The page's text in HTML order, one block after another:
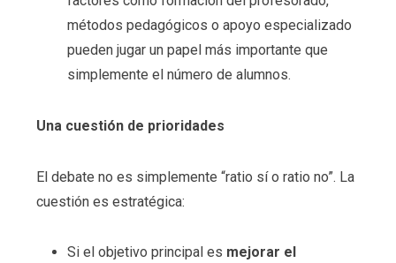
métodos pedagógicos o apoyo especializado
pueden jugar un papel más importante que
simplemente el número de alumnos.
Una cuestión de prioridades
El debate no es simplemente “ratio sí o ratio no”. La
cuestión es estratégica:
Si el objetivo principal es mejorar el